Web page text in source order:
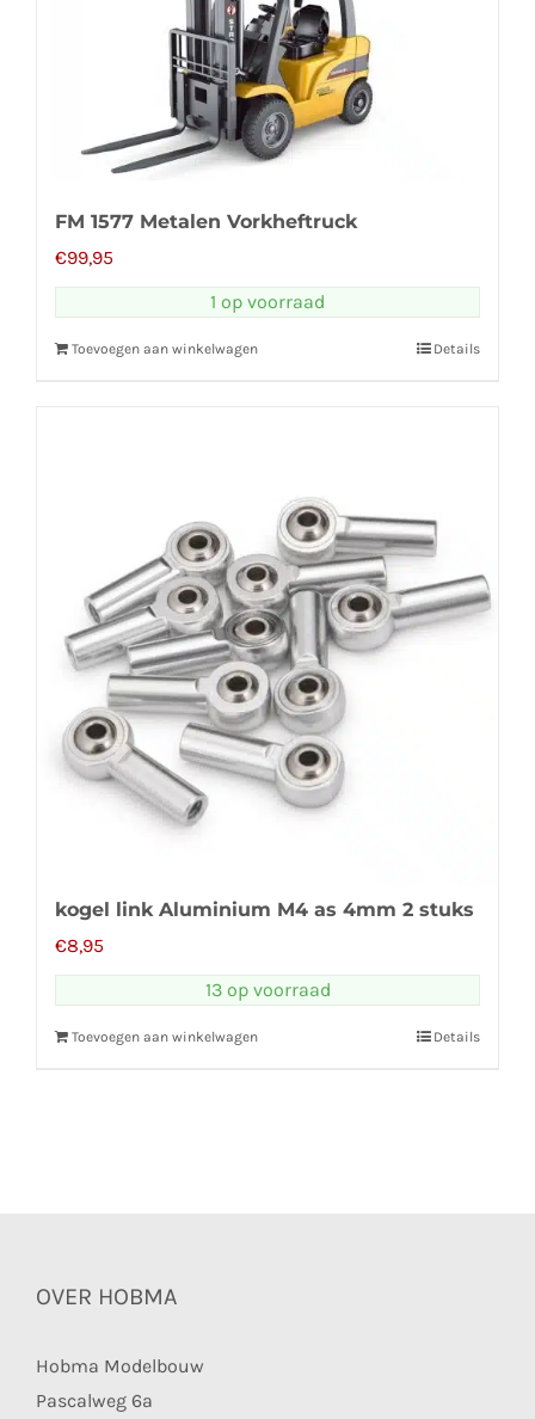
FM 1577 Metalen Vorkheftruck
€99,95
1 op voorraad
Toevoegen aan winkelwagen Details
kogel link Aluminium M4 as 4mm 2 stuks
€8,95
13 op voorraad
Toevoegen aan winkelwagen Details
OVER HOBMA
Hobma Modelbouw
Pascalweg 6a